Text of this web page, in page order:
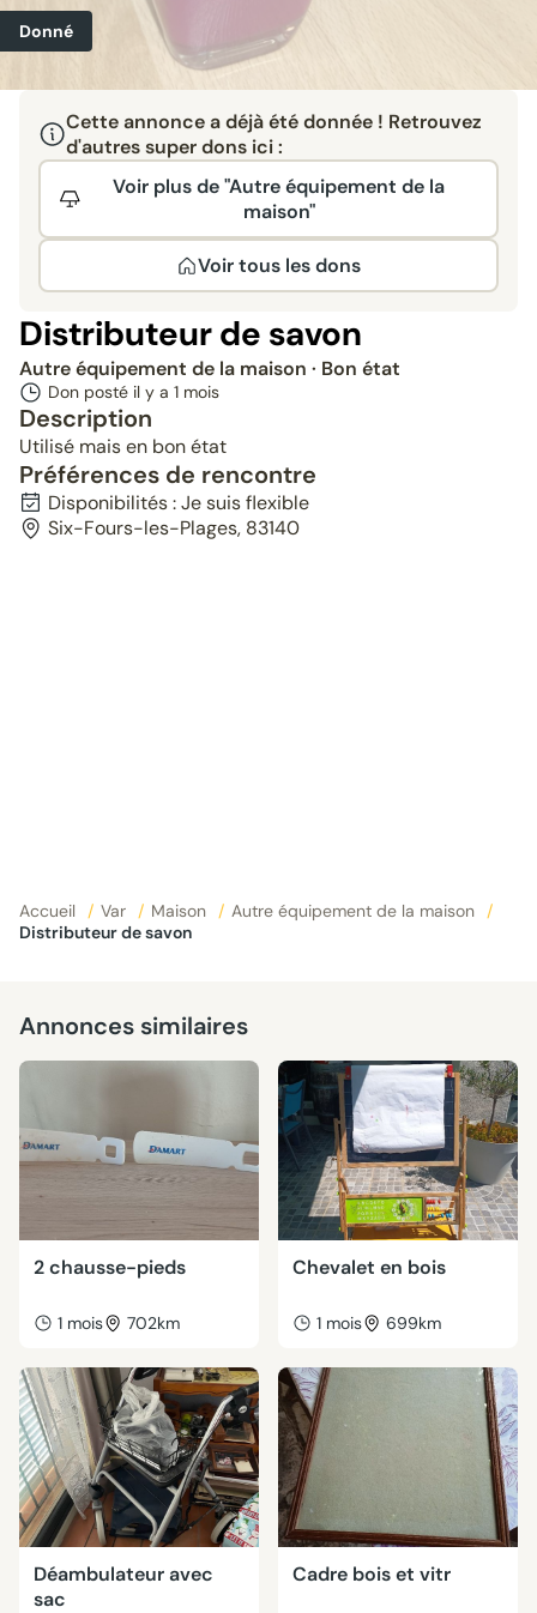
Donné
Cette annonce a déjà été donnée ! Retrouvez
d'autres super dons ici :
Voir plus de "Autre équipement de la
maison"
Voir tous les dons
Distributeur de savon
Autre équipement de la maison · Bon état
Don posté il y a 1 mois
Description
Utilisé mais en bon état
Préférences de rencontre
Disponibilités : Je suis flexible
Six-Fours-les-Plages, 83140
Accueil / Var / Maison / Autre équipement de la maison
/
Distributeur de savon
Annonces similaires
2 chausse-pieds
1 mois 702km
Chevalet en bois
1 mois 699km
Déambulateur avec
sac
Cadre bois et vitr